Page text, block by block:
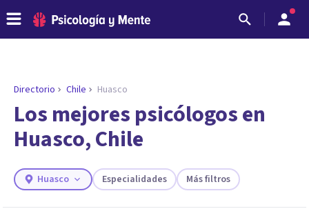
ENCONTRAR MI TERAPEUTA
¿Necesitas ayuda para encontrar el
psicólogo adecuado?
Responde a unas breves preguntas y te ofreceremos
necesidades.
Directorio Chile Huasco
Los mejores psicólogos en
Huasco, Chile
Huasco Especialidades Más filtros